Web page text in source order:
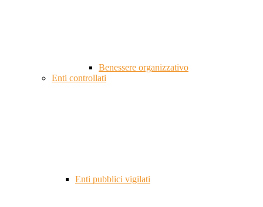
Benessere organizzativo
Enti controllati
Enti pubblici vigilati